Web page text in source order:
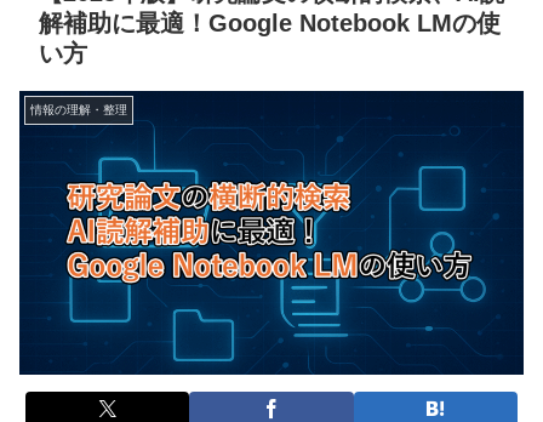
解補助に最適！Google Notebook LMの使
い方
情報の理解・整理